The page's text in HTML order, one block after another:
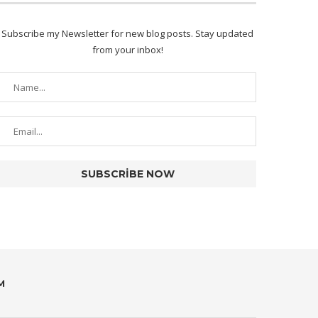
Subscribe my Newsletter for new blog posts. Stay updated
from your inbox!